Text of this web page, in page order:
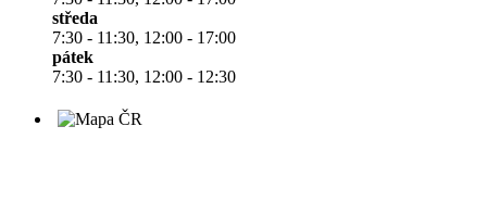
středa
7:30 - 11:30, 12:00 - 17:00
pátek
7:30 - 11:30, 12:00 - 12:30